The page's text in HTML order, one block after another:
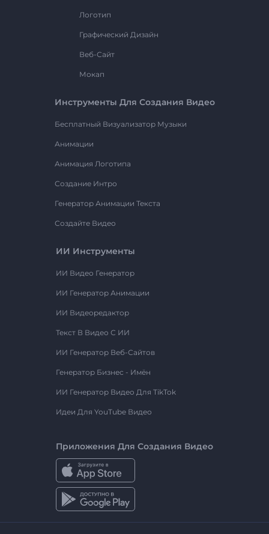
Логотип
Графический Дизайн
Веб-Сайт
Мокап
Инструменты Для Создания Видео
Бесплатный Визуализатор Музыки
Анимации
Анимация Логотипа
Создание Интро
Генератор Анимации Текста
Создайте Видео
ИИ Инструменты
ИИ Видео Генератор
ИИ Генератор Анимации
ИИ Видеоредактор
Текст В Видео С ИИ
ИИ Генератор Веб-Сайтов
Генератор Бизнес - Имён
ИИ Генератор Видео Для TikTok
Идеи Для YouTube Видео
Приложения Для Создания Видео